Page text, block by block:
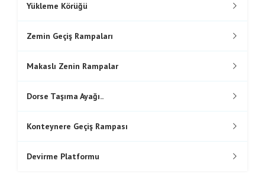
Yükleme Körüğü
Zemin Geçiş Rampaları
Makaslı Zenin Rampalar
Dorse Taşıma Ayağı..
Konteynere Geçiş Rampası
Devirme Platformu